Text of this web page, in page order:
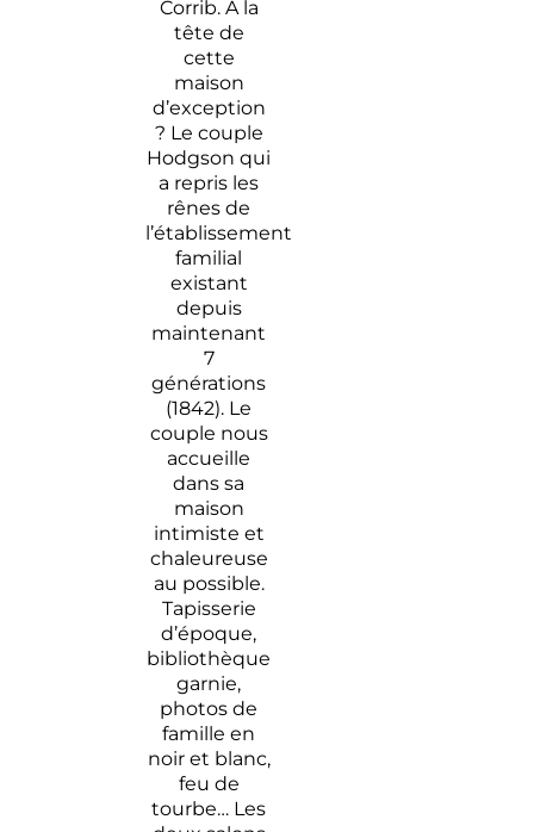
Corrib. A la
tête de
cette
maison
d’exception
? Le couple
Hodgson qui
a repris les
rênes de
l’établissement
familial
existant
depuis
maintenant
7
générations
(1842). Le
couple nous
accueille
dans sa
maison
intimiste et
chaleureuse
au possible.
Tapisserie
d’époque,
bibliothèque
garnie,
photos de
famille en
noir et blanc,
feu de
tourbe… Les